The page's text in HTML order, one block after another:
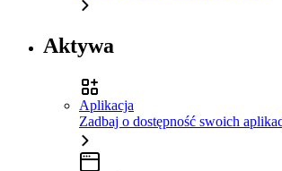
Aktywa
Aplikacja
Zadbaj o dostępność swoich